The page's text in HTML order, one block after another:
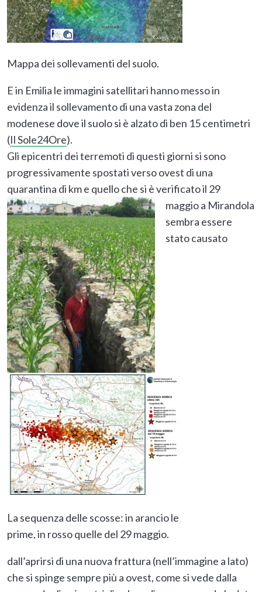
Mappa dei sollevamenti del suolo.
E in Emilia le immagini satellitari hanno messo in
evidenza il sollevamento di una vasta zona del
modenese dove il suolo si è alzato di ben 15 centimetri
(Il Sole24Ore).
Gli epicentri dei terremoti di questi giorni si sono
progressivamente spostati verso ovest di una
quarantina di km e quello che si è verificato il 29
maggio a Mirandola
sembra essere
stato causato
La sequenza delle scosse: in arancio le
prime, in rosso quelle del 29 maggio.
dall’aprirsi di una nuova frattura (nell’immagine a lato)
che si spinge sempre più a ovest, come si vede dalla